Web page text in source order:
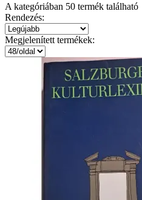
A kategóriában 50 termék található
Rendezés:
Megjelenített termékek: